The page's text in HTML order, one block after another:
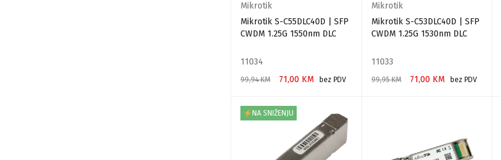
Mikrotik
Mikrotik S-C55DLC40D | SFP
CWDM 1.25G 1550nm DLC
11034
99,94KM 71,00 KM
bez PDV
Mikrotik
Mikrotik S-C53DLC40D | SFP
CWDM 1.25G 1530nm DLC
11033
99,95KM 71,00 KM
bez PDV
NA SNIŽENJU